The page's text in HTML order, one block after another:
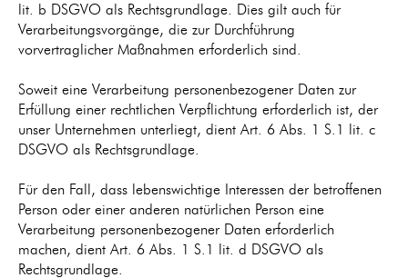
lit. b DSGVO als Rechtsgrundlage. Dies gilt auch für
Verarbeitungsvorgänge, die zur Durchführung
vorvertraglicher Maßnahmen erforderlich sind.
Soweit eine Verarbeitung personenbezogener Daten zur
Erfüllung einer rechtlichen Verpflichtung erforderlich ist, der
unser Unternehmen unterliegt, dient Art. 6 Abs. 1 S.1 lit. c
DSGVO als Rechtsgrundlage.
Für den Fall, dass lebenswichtige Interessen der betroffenen
Person oder einer anderen natürlichen Person eine
Verarbeitung personenbezogener Daten erforderlich
machen, dient Art. 6 Abs. 1 S.1 lit. d DSGVO als
Rechtsgrundlage.